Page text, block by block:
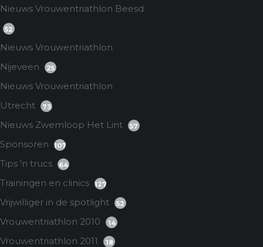
Nieuws Vrouwentriathlon Beesd
52
Nieuws Vrouwentriathlon
Nijeveen
25
Nieuws Vrouwentriathlon
Utrecht
73
Nieuws Zwemloop Het Lint 57
Sponsoren 107
Tips 'n trucs 64
Trainingen en clinics 127
Vrijwilliger in de spotlight 52
Vrouwentriathlon 2010 14
Vrouwentriathlon 2011 18